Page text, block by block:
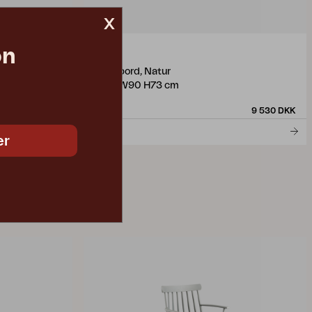
spisebord, Natur
L195 W90 H73 cm
9 530 DKK
x